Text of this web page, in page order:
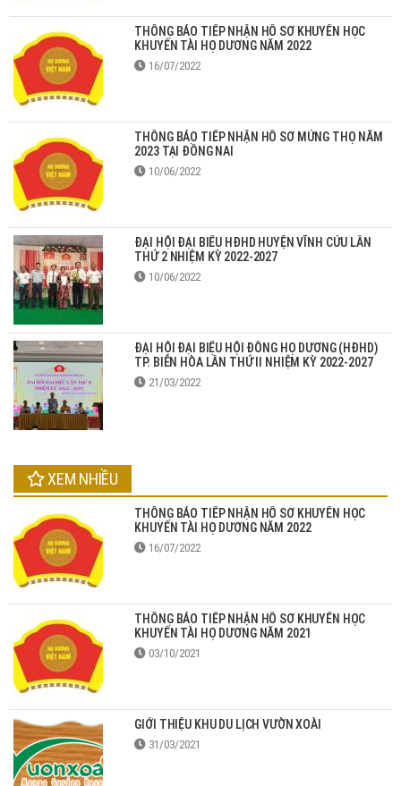
THÔNG BÁO TIẾP NHẬN HỒ SƠ KHUYẾN HỌC
KHUYẾN TÀI HỌ DƯƠNG NĂM 2022
16/07/2022
THÔNG BÁO TIẾP NHẬN HỒ SƠ MỪNG THỌ NĂM
2023 TẠI ĐỒNG NAI
10/06/2022
ĐẠI HỘI ĐẠI BIỂU HĐHD HUYỆN VĨNH CỬU LẦN
THỨ 2 NHIỆM KỲ 2022-2027
10/06/2022
ĐẠI HỘI ĐẠI BIỂU HỘI ĐỒNG HỌ DƯƠNG (HĐHD)
TP. BIÊN HÒA LẦN THỨ II NHIỆM KỲ 2022-2027
21/03/2022
XEM NHIỀU
THÔNG BÁO TIẾP NHẬN HỒ SƠ KHUYẾN HỌC
KHUYẾN TÀI HỌ DƯƠNG NĂM 2022
16/07/2022
THÔNG BÁO TIẾP NHẬN HỒ SƠ KHUYẾN HỌC
KHUYẾN TÀI HỌ DƯƠNG NĂM 2021
03/10/2021
GIỚI THIỆU KHU DU LỊCH VƯỜN XOÀI
31/03/2021